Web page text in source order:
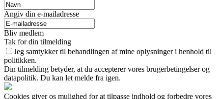
Angiv din e-mailadresse
Bliv medlem
Tak for din tilmelding
Jeg samtykker til behandlingen af mine oplysninger i henhold til
politikken.
Din tilmelding betyder, at du accepterer vores brugerbetingelser og
datapolitik. Du kan let melde fra igen.
Cookies giver os mulighed for at tilpasse indhold og forbedre vores